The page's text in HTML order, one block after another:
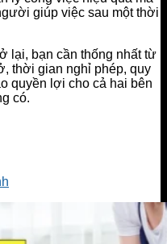
giúp việc sau một thời
lại, bạn cần thống nhất từ
thời gian nghỉ phép, quy
quyền lợi cho cả hai bên
có.